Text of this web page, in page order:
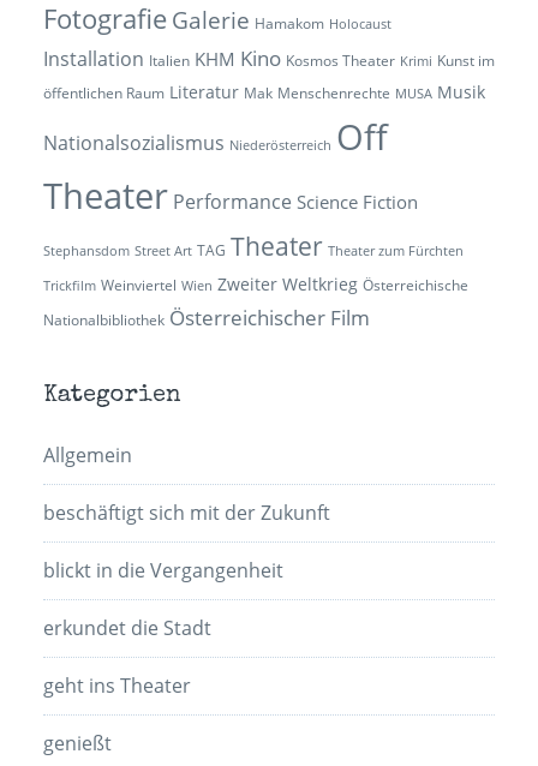
Fotografie Galerie Hamakom Holocaust
Installation Italien KHM Kino Kosmos Theater Krimi Kunst im
öffentlichen Raum Literatur Mak Menschenrechte MUSA Musik
Nationalsozialismus Niederösterreich Off
Theater Performance Science Fiction
Stephansdom Street Art TAG Theater Theater zum Fürchten
Trickfilm Weinviertel Wien Zweiter Weltkrieg Österreichische
Nationalbibliothek Österreichischer Film
Kategorien
Allgemein
beschäftigt sich mit der Zukunft
blickt in die Vergangenheit
erkundet die Stadt
geht ins Theater
genießt